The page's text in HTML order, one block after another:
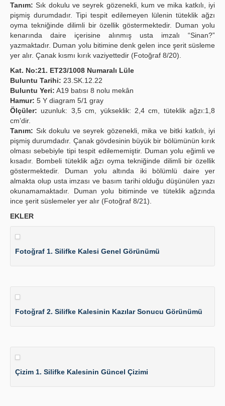
Tanım: Sık dokulu ve seyrek gözenekli, kum ve mika katkılı, iyi
pişmiş durumdadır. Tipi tespit edilemeyen lülenin tüteklik ağzı
oyma tekniğinde dilimli bir özellik göstermektedir. Duman yolu
kenarında daire içerisine alınmış usta imzalı “Sinan?”
yazmaktadır. Duman yolu bitimine denk gelen ince şerit süsleme
yer alır. Çanak kısmı kırık vaziyettedir (Fotoğraf 8/20).
Kat. No:21. ET23/1008 Numaralı Lüle
Buluntu Tarihi: 23.SK.12.22
Buluntu Yeri: A19 batısı 8 nolu mekân
Hamur: 5 Y diagram 5/1 gray
Ölçüler: uzunluk: 3,5 cm, yükseklik: 2,4 cm, tüteklik ağzı:1,8
cm’dir.
Tanım: Sık dokulu ve seyrek gözenekli, mika ve bitki katkılı, iyi
pişmiş durumdadır. Çanak gövdesinin büyük bir bölümünün kırık
olması sebebiyle tipi tespit edilememiştir. Duman yolu eğimli ve
kısadır. Bombeli tüteklik ağzı oyma tekniğinde dilimli bir özellik
göstermektedir. Duman yolu altında iki bölümlü daire yer
almakta olup usta imzası ve basım tarihi olduğu düşünülen yazı
okunamamaktadır. Duman yolu bitiminde ve tüteklik ağzında
ince şerit süslemeler yer alır (Fotoğraf 8/21).
EKLER
Fotoğraf 1. Silifke Kalesi Genel Görünümü
Fotoğraf 2. Silifke Kalesinin Kazılar Sonucu Görünümü
Çizim 1. Silifke Kalesinin Güncel Çizimi